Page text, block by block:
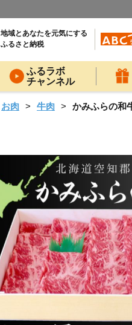
地域とあなたを元気にする
ふるさと納税
ふるラボ
チャンネル
お肉 牛肉 かみふらの和